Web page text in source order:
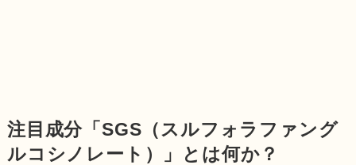
注目成分「SGS（スルフォラファング
ルコシノレート）」とは何か？